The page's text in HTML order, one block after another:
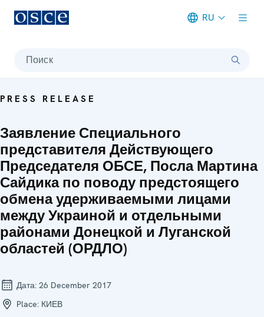
RU
Поиск
PRESS RELEASE
Заявление Специального
представителя Действующего
Председателя ОБСЕ, Посла Мартина
Сайдика по поводу предстоящего
обмена удерживаемыми лицами
между Украиной и отдельными
районами Донецкой и Луганской
областей (ОРДЛО)
Дата: 26 December 2017
Place: КИЕВ